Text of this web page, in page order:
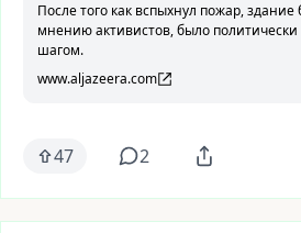
После того как вспыхнул пожар,
мнению активистов, было
шагом.
www.aljazeera.com
47 2